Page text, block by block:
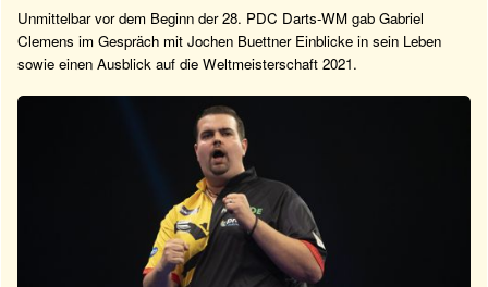
Unmittelbar vor dem Beginn der 28. PDC Darts-WM gab Gabriel
Clemens im Gespräch mit Jochen Buettner Einblicke in sein Leben
sowie einen Ausblick auf die Weltmeisterschaft 2021.